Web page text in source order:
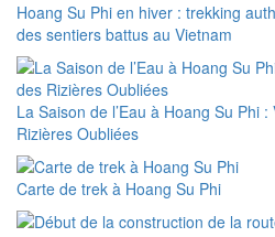
Hoang Su Phi en hiver : trekking
des sentiers battus au Vietnam
La Saison de l’Eau à Hoang Su Phi
Rizières Oubliées
Carte de trek à Hoang Su Phi